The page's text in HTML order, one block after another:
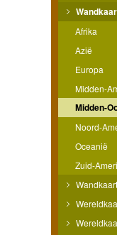
Afrika
Azië
Europa
Midden-
Midden-
Noord-
Oceanië
Zuid-